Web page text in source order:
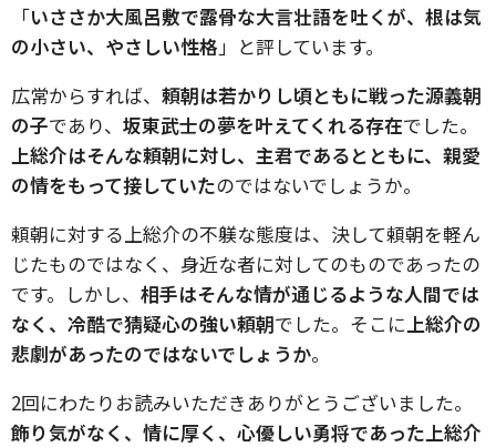
「いささか大風呂敷で露骨な大言壮語を吐くが、根は気
の小さい、やさしい性格」と評しています。
広常からすれば、 頼朝は若かりし頃ともに戦った源義朝
の子であり、 坂東武士の夢を叶えてくれる存在でした。
上総介はそんな頼朝に対し、主君であるとともに、親愛
の情をもって接していたのではないでしょうか。
頼朝に対する上総介の不躾な態度は、決して頼朝を軽ん
じたものではなく、身近な者に対してのものであったの
です。しかし、 相手はそんな情が通じるような人間では
なく、 冷酷で猜疑心の強い頼朝でした。そこに上総介の
悲劇があったのではないでしょうか。
2回にわたりお読みいただきありがとうございました。
飾り気がなく、情に厚く、心優しい勇将であった上総介